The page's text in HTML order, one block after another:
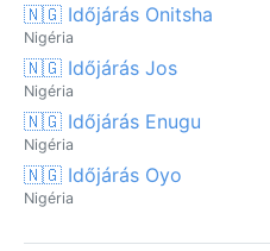
🇳🇬 Időjárás Onitsha
Nigéria
🇳🇬 Időjárás Jos
Nigéria
🇳🇬 Időjárás Enugu
Nigéria
🇳🇬 Időjárás Oyo
Nigéria